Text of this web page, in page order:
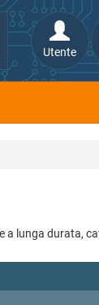
Utente
a lunga durata,